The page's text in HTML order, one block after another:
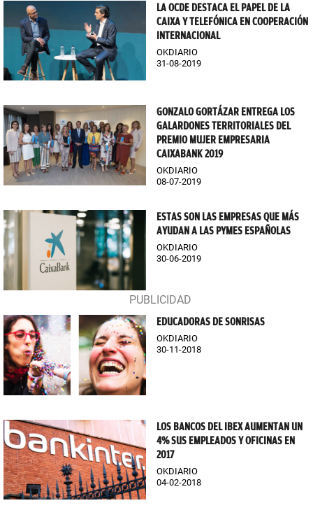
LA OCDE DESTACA EL PAPEL DE LA
CAIXA Y TELEFÓNICA EN COOPERACIÓN
INTERNACIONAL
OKDIARIO
31-08-2019
GONZALO GORTÁZAR ENTREGA LOS
GALARDONES TERRITORIALES DEL
PREMIO MUJER EMPRESARIA
CAIXABANK 2019
OKDIARIO
08-07-2019
ESTAS SON LAS EMPRESAS QUE MÁS
AYUDAN A LAS PYMES ESPAÑOLAS
OKDIARIO
30-06-2019
EDUCADORAS DE SONRISAS
OKDIARIO
30-11-2018
LOS BANCOS DEL IBEX AUMENTAN UN
4% SUS EMPLEADOS Y OFICINAS EN
2017
OKDIARIO
04-02-2018